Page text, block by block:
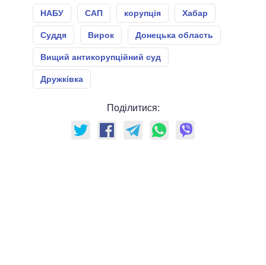
НАБУ САП корупція Хабар
Суддя Вирок Донецька область
Вищий антикорупційний суд
Дружківка
Поділитися: